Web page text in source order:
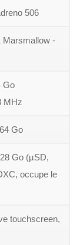
506
Marsmallow -
Go
MHz
Go
Go (µSD,
occupe le
touchscreen,